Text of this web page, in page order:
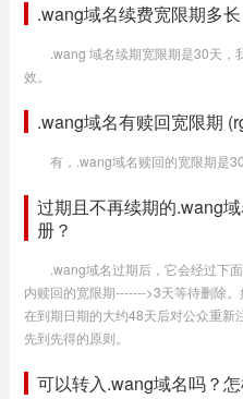
.wang域名续费宽限期多
.wang 域名续期宽限期是30天
效。
.wang域名有赎回宽限期
有，.wang域名赎回的宽限期是30
过期且不再续期的.wang
册？
.wang域名过期后，它会经过下
内赎回的宽限期------->3天等待删除
在到期日期的大约48天后对公众重新
先到先得的原则。
可以转入.wang域名吗？